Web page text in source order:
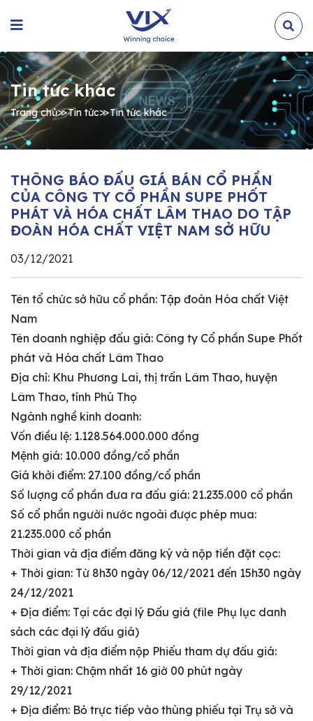
Tin tức khác
Trang chủ≫Tin tức≫Tin tức khác
THÔNG BÁO ĐẤU GIÁ BÁN CỔ PHẦN
CỦA CÔNG TY CỔ PHẦN SUPE PHỐT
PHÁT VÀ HÓA CHẤT LÂM THAO DO TẬP
ĐOÀN HÓA CHẤT VIỆT NAM SỞ HỮU
03/12/2021
Tên tổ chức sở hữu cổ phần: Tập đoàn Hóa chất Việt
Nam
Tên doanh nghiệp đấu giá: Công ty Cổ phần Supe Phốt
phát và Hóa chất Lâm Thao
Địa chỉ: Khu Phương Lai, thị trấn Lâm Thao, huyện
Lâm Thao, tỉnh Phú Thọ
Ngành nghề kinh doanh:
Vốn điều lệ: 1.128.564.000.000 đồng
Mệnh giá: 10.000 đồng/cổ phần
Giá khởi điểm: 27.100 đồng/cổ phần
Số lượng cổ phần đưa ra đấu giá: 21.235.000 cổ phần
Số cổ phần người nước ngoài được phép mua:
21.235.000 cổ phần
Thời gian và địa điểm đăng ký và nộp tiền đặt cọc:
+ Thời gian: Từ 8h30 ngày 06/12/2021 đến 15h30 ngày
24/12/2021
+ Địa điểm: Tại các đại lý Đấu giá (file Phụ lục danh
sách các đại lý đấu giá)
Thời gian và địa điểm nộp Phiếu tham dự đấu giá:
+ Thời gian: Chậm nhất 16 giờ 00 phút ngày
29/12/2021
+ Địa điểm: Bỏ trực tiếp vào thùng phiếu tại Trụ sở và